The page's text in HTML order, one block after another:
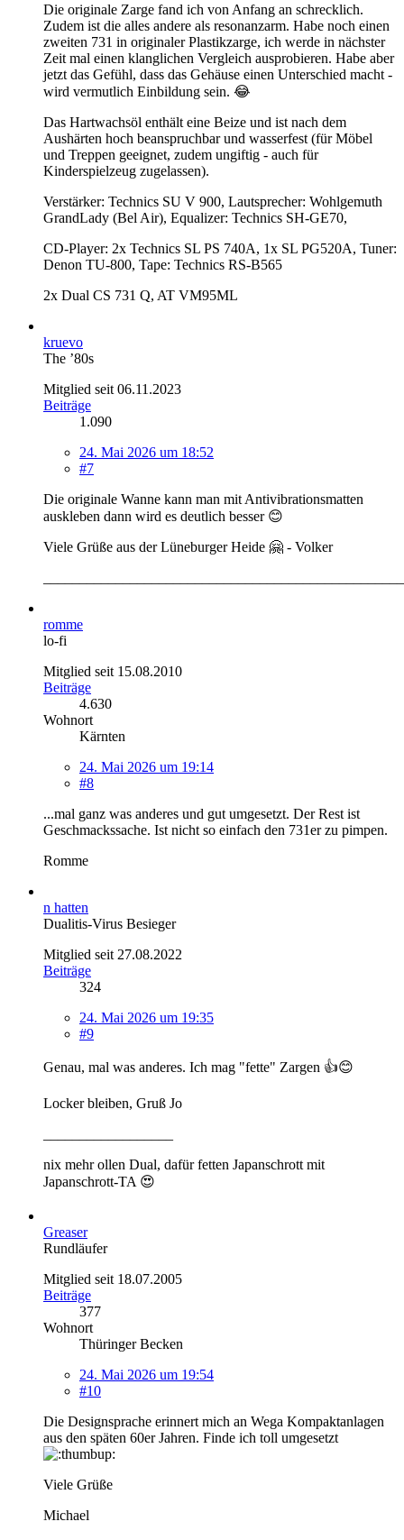
Die originale Zarge fand ich von Anfang an schrecklich.
Zudem ist die alles andere als resonanzarm. Habe noch einen
zweiten 731 in originaler Plastikzarge, ich werde in nächster
Zeit mal einen klanglichen Vergleich ausprobieren. Habe aber
jetzt das Gefühl, dass das Gehäuse einen Unterschied macht -
wird vermutlich Einbildung sein. 😂
Das Hartwachsöl enthält eine Beize und ist nach dem
Aushärten hoch beanspruchbar und wasserfest (für Möbel
und Treppen geeignet, zudem ungiftig - auch für
Kinderspielzeug zugelassen).
Verstärker: Technics SU V 900, Lautsprecher: Wohlgemuth
GrandLady (Bel Air), Equalizer: Technics SH-GE70,
CD-Player: 2x Technics SL PS 740A, 1x SL PG520A, Tuner:
Denon TU-800, Tape: Technics RS-B565
2x Dual CS 731 Q, AT VM95ML
kruevo
The ’80s
Mitglied seit 06.11.2023
Beiträge
1.090
24. Mai 2026 um 18:52
#7
Die originale Wanne kann man mit Antivibrationsmatten
auskleben dann wird es deutlich besser 😊
Viele Grüße aus der Lüneburger Heide 🤗 - Volker
romme
lo-fi
Mitglied seit 15.08.2010
Beiträge
4.630
Wohnort
Kärnten
24. Mai 2026 um 19:14
#8
...mal ganz was anderes und gut umgesetzt. Der Rest ist
Geschmackssache. Ist nicht so einfach den 731er zu pimpen.
Romme
n hatten
Dualitis-Virus Besieger
Mitglied seit 27.08.2022
Beiträge
324
24. Mai 2026 um 19:35
#9
Genau, mal was anderes. Ich mag "fette" Zargen 👍😊
Locker bleiben, Gruß Jo
nix mehr ollen Dual, dafür fetten Japanschrott mit
Japanschrott-TA 😍
Greaser
Rundläufer
Mitglied seit 18.07.2005
Beiträge
377
Wohnort
Thüringer Becken
24. Mai 2026 um 19:54
#10
Die Designsprache erinnert mich an Wega Kompaktanlagen
aus den späten 60er Jahren. Finde ich toll umgesetzt
Viele Grüße
Michael